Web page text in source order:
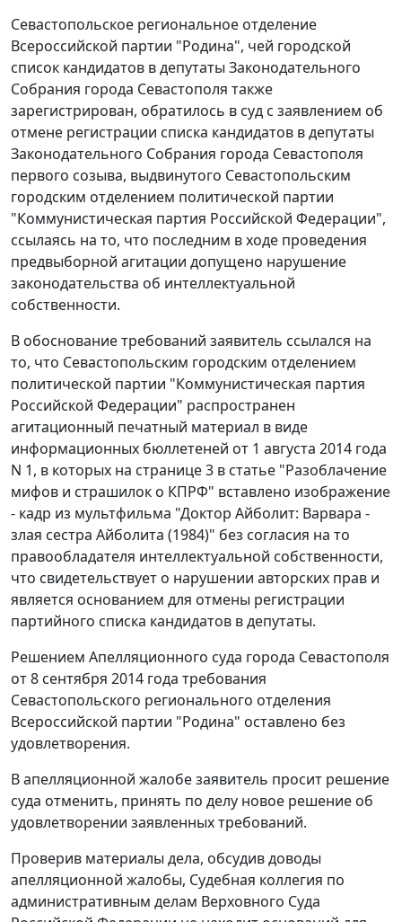
Севастопольское региональное отделение
Всероссийской партии "Родина", чей городской
список кандидатов в депутаты Законодательного
Собрания города Севастополя также
зарегистрирован, обратилось в суд с заявлением об
отмене регистрации списка кандидатов в депутаты
Законодательного Собрания города Севастополя
первого созыва, выдвинутого Севастопольским
городским отделением политической партии
"Коммунистическая партия Российской Федерации",
ссылаясь на то, что последним в ходе проведения
предвыборной агитации допущено нарушение
законодательства об интеллектуальной
собственности.
В обоснование требований заявитель ссылался на
то, что Севастопольским городским отделением
политической партии "Коммунистическая партия
Российской Федерации" распространен
агитационный печатный материал в виде
информационных бюллетеней от 1 августа 2014 года
N 1, в которых на странице 3 в статье "Разоблачение
мифов и страшилок о КПРФ" вставлено изображение
- кадр из мультфильма "Доктор Айболит: Варвара -
злая сестра Айболита (1984)" без согласия на то
правообладателя интеллектуальной собственности,
что свидетельствует о нарушении авторских прав и
является основанием для отмены регистрации
партийного списка кандидатов в депутаты.
Решением Апелляционного суда города Севастополя
от 8 сентября 2014 года требования
Севастопольского регионального отделения
Всероссийской партии "Родина" оставлено без
удовлетворения.
В апелляционной жалобе заявитель просит решение
суда отменить, принять по делу новое решение об
удовлетворении заявленных требований.
Проверив материалы дела, обсудив доводы
апелляционной жалобы, Судебная коллегия по
административным делам Верховного Суда